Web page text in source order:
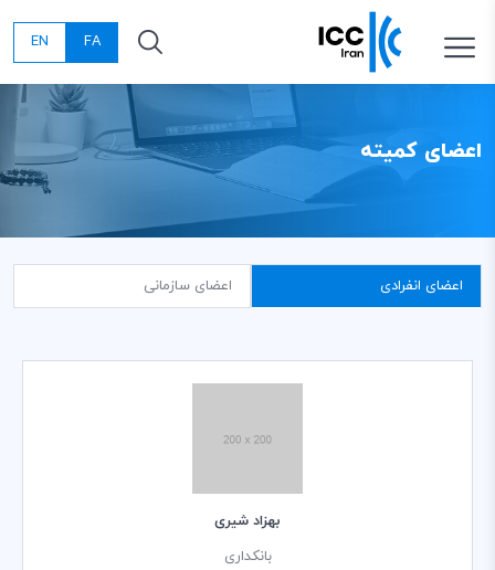
FA
EN
اعضای کمیته
اعضای انفرادی اعضای سازمانی
بهزاد شیری
بانکداری